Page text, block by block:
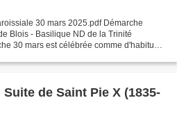
30 mars 2025.pdf Démarche
Blois - Basilique ND de la Trinité
30 mars est célébrée comme d'habitude
Pie X (1835-